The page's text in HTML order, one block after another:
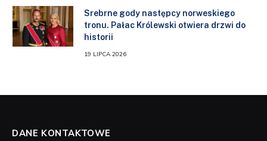
Srebrne gody następcy norweskiego
tronu. Pałac Królewski otwiera drzwi do
historii
19 LIPCA 2026
DANE KONTAKTOWE